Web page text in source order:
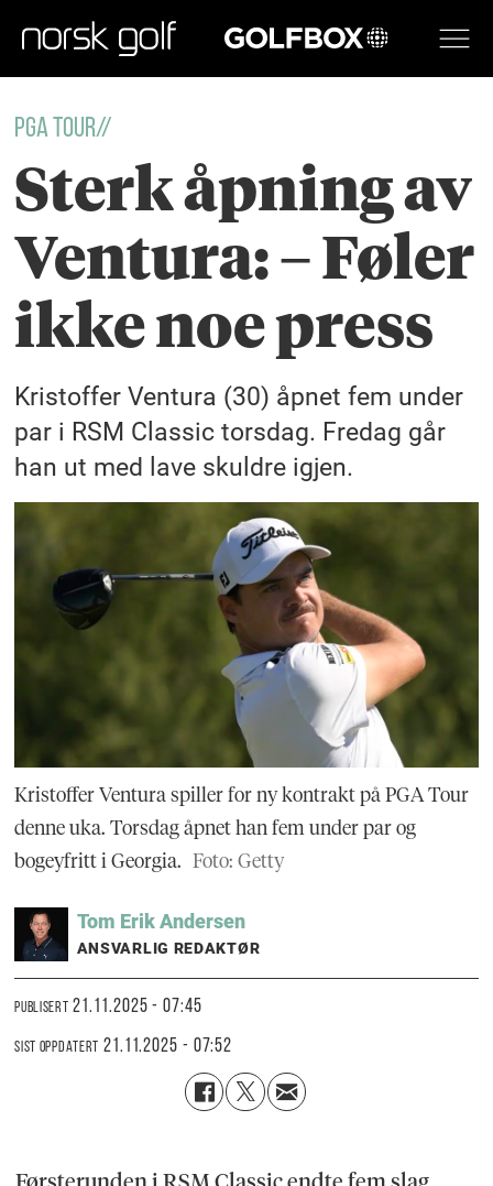
GOLFBOX
PGA TOUR//
Sterk åpning av
Ventura: – Føler
ikke noe press
Kristoffer Ventura (30) åpnet fem under
par i RSM Classic torsdag. Fredag går
han ut med lave skuldre igjen.
Kristoffer Ventura spiller for ny kontrakt på PGA Tour
denne uka. Torsdag åpnet han fem under par og
bogeyfritt i Georgia. Foto: Getty
Tom Erik Andersen
ANSVARLIG REDAKTØR
PUBLISERT 21.11.2025 - 07:45
SIST OPPDATERT 21.11.2025 - 07:52